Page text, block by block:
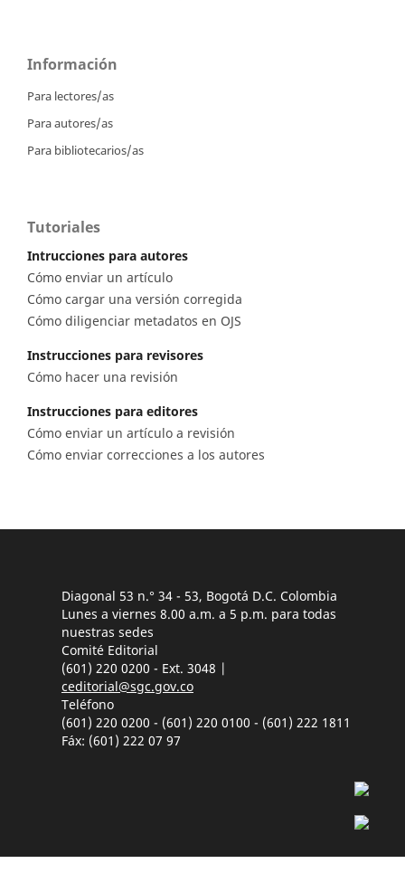
Información
Para lectores/as
Para autores/as
Para bibliotecarios/as
Tutoriales
Intrucciones para autores
Cómo enviar un artículo
Cómo cargar una versión corregida
Cómo diligenciar metadatos en OJS
Instrucciones para revisores
Cómo hacer una revisión
Instrucciones para editores
Cómo enviar un artículo a revisión
Cómo enviar correcciones a los autores
Diagonal 53 n.° 34 - 53, Bogotá D.C. Colombia
Lunes a viernes 8.00 a.m. a 5 p.m. para todas
nuestras sedes
Comité Editorial
(601) 220 0200 - Ext. 3048 |
ceditorial@sgc.gov.co
Teléfono
(601) 220 0200 - (601) 220 0100 - (601) 222 1811
Fáx: (601) 222 07 97